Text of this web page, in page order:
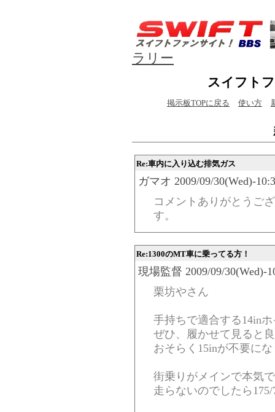
ラリー
スイフト
掲示板TOPに戻る 使い方
Re:車内に入り込む排気ガス
ガマオ 2009/09/30(Wed)-
コメントありがとうご
す。
Re:1300のMT車に乗ってる方！
現場監督 2009/09/30(Wed)-
栗坊やさん
手持ちで適合する14in
ぜひ、履かせて見ると
おそらく15inが不要に
街乗りがメインで本気
走らないのでしたら